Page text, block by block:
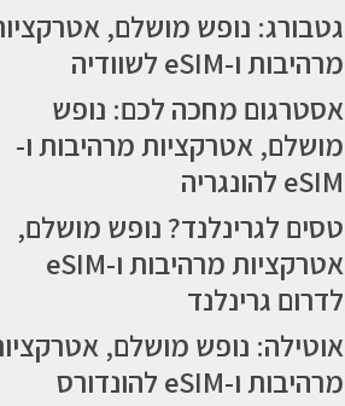
גטבורג: נופש מושלם,
מרהיבות ו-eSIM לשוודיה
אסטרגום מחכה לכם: נופש
מושלם, אטרקציות מרהיבות ו-
eSIM להונגריה
טסים לגרינלנד? נופש מושלם,
אטרקציות מרהיבות ו-eSIM
לדרום גרינלנד
אוטילה: נופש מושלם,
מרהיבות ו-eSIM להונדורס